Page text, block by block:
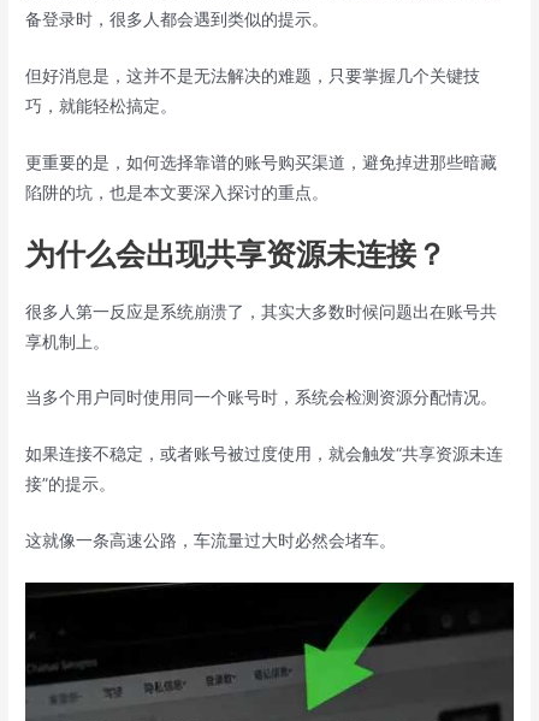
备登录时，很多人都会遇到类似的提示。
但好消息是，这并不是无法解决的难题，只要掌握几个关键技
巧，就能轻松搞定。
更重要的是，如何选择靠谱的账号购买渠道，避免掉进那些暗藏
陷阱的坑，也是本文要深入探讨的重点。
为什么会出现共享资源未连接？
很多人第一反应是系统崩溃了，其实大多数时候问题出在账号共
享机制上。
当多个用户同时使用同一个账号时，系统会检测资源分配情况。
如果连接不稳定，或者账号被过度使用，就会触发“共享资源未连
接”的提示。
这就像一条高速公路，车流量过大时必然会堵车。